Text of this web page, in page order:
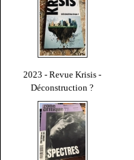
2023 - Revue Krisis -
Déconstruction ?